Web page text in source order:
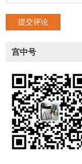
提交评论
宫中号